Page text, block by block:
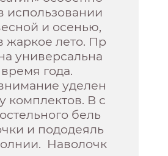
использовании
и осенью,
жаркое лето. Пр
универсальна
года.
уделен
комплектов. В с
бель
и пододеяль
Наволочк